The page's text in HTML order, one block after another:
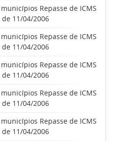
Repasse de ICMS
11/04/2006
Repasse de ICMS
11/04/2006
Repasse de ICMS
11/04/2006
Repasse de ICMS
11/04/2006
Repasse de ICMS
11/04/2006